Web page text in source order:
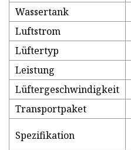
Wassertank
Luftstrom
Lüftertyp
Leistung
Lüftergeschwindigkeit
Transportpaket
Spezifikation